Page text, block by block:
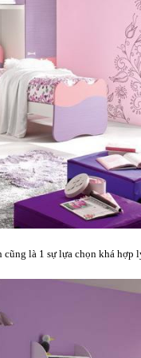
cũng là 1 sự lựa chọn khá hợp